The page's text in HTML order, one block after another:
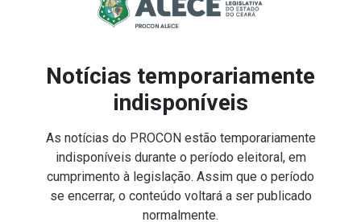
Notícias temporariamente
indisponíveis
As notícias do PROCON estão temporariamente
indisponíveis durante o período eleitoral, em
cumprimento à legislação. Assim que o período
se encerrar, o conteúdo voltará a ser publicado
normalmente.